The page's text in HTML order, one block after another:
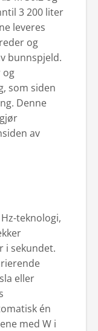
3 200 liter
leveres
og
bunnspjeld.
og
som siden
Denne
av
teknologi,
i sekundet.
eller
én
med W i